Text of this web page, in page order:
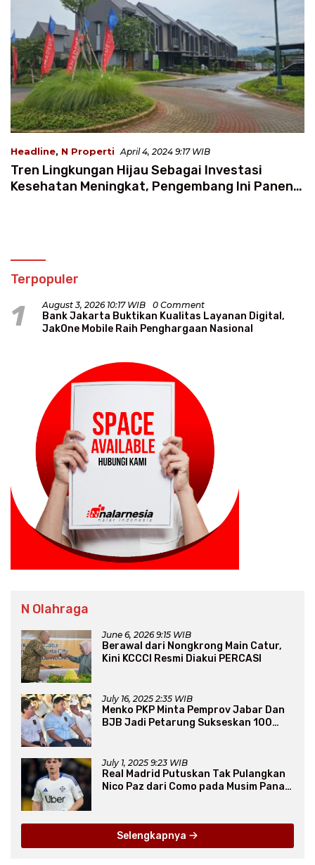
Headline, N Properti April 4, 2024 9:17 WIB
Tren Lingkungan Hijau Sebagai Investasi
Kesehatan Meningkat, Pengembang Ini Panen
Terpopuler
1 August 3, 2026 10:17 WIB 0 Comment
Bank Jakarta Buktikan Kualitas Layanan Digital,
JakOne Mobile Raih Penghargaan Nasional
N Olahraga
June 6, 2026 9:15 WIB
Berawal dari Nongkrong Main Catur,
Kini KCCCI Resmi Diakui PERCASI
July 16, 2025 2:35 WIB
Menko PKP Minta Pemprov Jabar Dan
BJB Jadi Petarung Sukseskan 100
July 1, 2025 9:23 WIB
Real Madrid Putuskan Tak Pulangkan
Nico Paz dari Como pada Musim Panas
Selengkapnya